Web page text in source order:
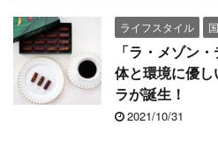
ライフスタイル
「ラ・メゾン
体と環境に優し
ラが誕生！
2021/10/31